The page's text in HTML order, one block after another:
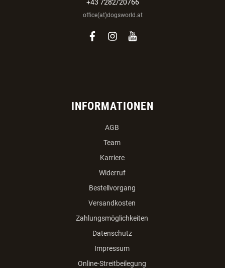
+43 7282/20766
office(at)dogsworld.at
facebook
instagram
youtube
INFORMATIONEN
AGB
Team
Karriere
Widerruf
Bestellvorgang
Versandkosten
Zahlungsmöglichkeiten
Datenschutz
Impressum
Online-Streitbeilegung